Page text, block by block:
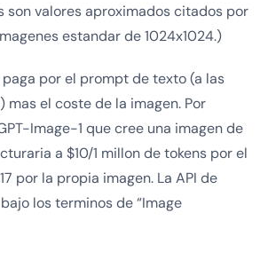
son valores aproximados citados por
estandar de 1024x1024.)
por el prompt de texto (a las
el coste de la imagen. Por
Image-1 que cree una imagen de
a $10/1 millon de tokens por el
por la propia imagen. La API de
los terminos de “Image